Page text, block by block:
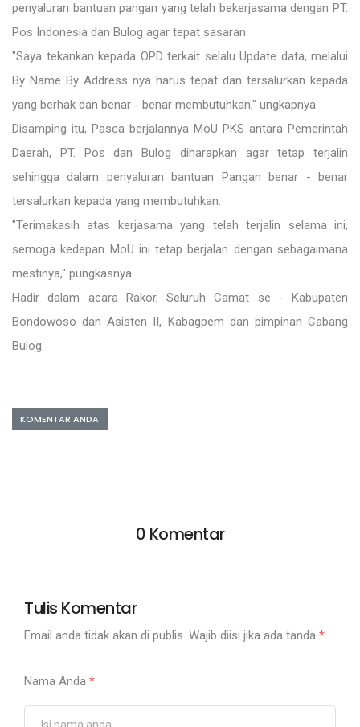
penyaluran bantuan pangan yang telah bekerjasama dengan PT.
Pos Indonesia dan Bulog agar tepat sasaran.
"Saya tekankan kepada OPD terkait selalu Update data, melalui
By Name By Address nya harus tepat dan tersalurkan kepada
yang berhak dan benar - benar membutuhkan," ungkapnya.
Disamping itu, Pasca berjalannya MoU PKS antara Pemerintah
Daerah, PT. Pos dan Bulog diharapkan agar tetap terjalin
sehingga dalam penyaluran bantuan Pangan benar - benar
tersalurkan kepada yang membutuhkan.
"Terimakasih atas kerjasama yang telah terjalin selama ini,
semoga kedepan MoU ini tetap berjalan dengan sebagaimana
mestinya," pungkasnya.
Hadir dalam acara Rakor, Seluruh Camat se - Kabupaten
Bondowoso dan Asisten II, Kabagpem dan pimpinan Cabang
Bulog.
KOMENTAR ANDA
0 Komentar
Tulis Komentar
Email anda tidak akan di publis. Wajib diisi jika ada tanda *
Nama Anda *